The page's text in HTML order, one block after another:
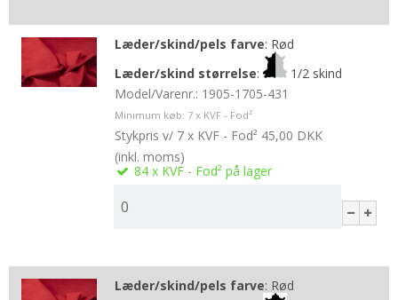
Læder/skind/pels farve: Rød
Læder/skind størrelse:
1/2 skind
Model/Varenr.: 1905-1705-431
Minimum køb: 7 x KVF - Fod²
Stykpris v/ 7 x KVF - Fod² 45,00 DKK
(inkl. moms)
84 x KVF - Fod² på lager
Læder/skind/pels farve: Rød